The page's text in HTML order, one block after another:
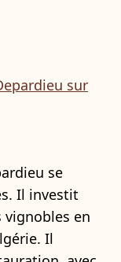
sur
se
Il investit
en
Il